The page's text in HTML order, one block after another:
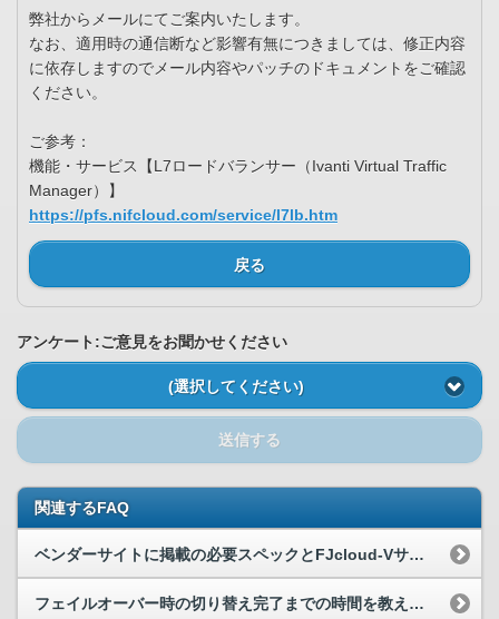
弊社からメールにてご案内いたします。
なお、適用時の通信断など影響有無につきましては、修正内容
に依存しますのでメール内容やパッチのドキュメントをご確認
ください。
ご参考：
機能・サービス【L7ロードバランサー（Ivanti Virtual Traffic
Manager）】
https://pfs.nifcloud.com/service/l7lb.htm
戻る
アンケート:ご意見をお聞かせください
(選択してください)
送信する
関連するFAQ
ベンダーサイトに掲載の必要スペックとFJcloud-Vサイトの推奨スペックに違いがあるのはなぜですか。
フェイルオーバー時の切り替え完了までの時間を教えてください。